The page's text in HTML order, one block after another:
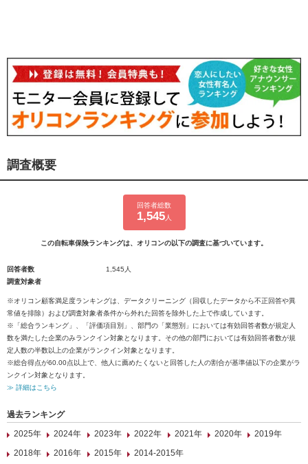
調査概要
回答者総数
1,545人
この自転車保険ランキングは、オリコンの以下の調査に基づいています。
回答者数
1,545人
調査対象者
※オリコン顧客満足度ランキングは、データクリーニング（回収したデータから不正回答や異
常値を排除）および調査対象者条件から外れた回答を除外した上で作成しています。
※「総合ランキング」、「評価項目別」、部門の「業態別」においては有効回答者数が規定人
数を満たした企業のみランクイン対象となります。その他の部門においては有効回答者数が規
定人数の半数以上の企業がランクイン対象となります。
※総合得点が60.00点以上で、他人に薦めたくないと回答した人の割合が基準値以下の企業がラ
ンクイン対象となります。
≫ 詳細はこちら
過去ランキング
2025年
2024年 2023年 2022年 2021年 2020年
2019年
2018年
2016年 2015年 2014-2015年